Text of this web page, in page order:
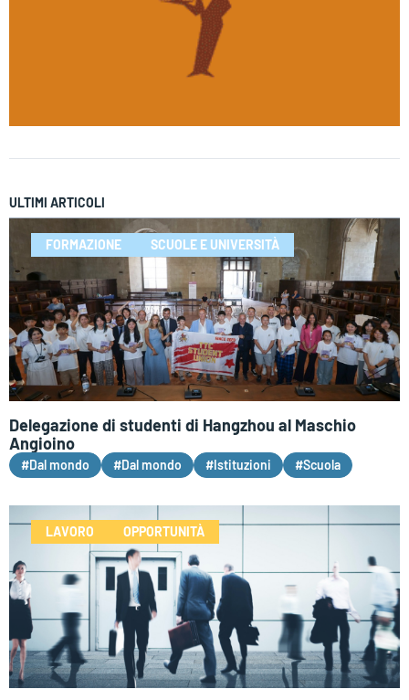
ULTIMI ARTICOLI
FORMAZIONE SCUOLE E UNIVERSITÀ
Delegazione di studenti di Hangzhou al Maschio
Angioino
#Dal mondo #Dal mondo #Istituzioni #Scuola
LAVORO OPPORTUNITÀ